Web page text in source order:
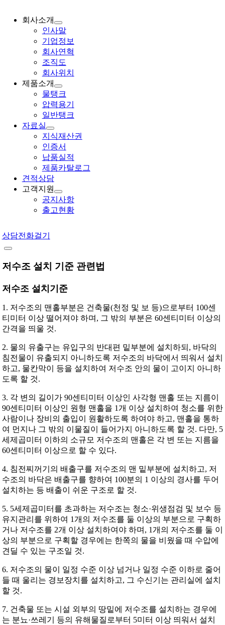
회사소개
인사말
기업정보
회사연혁
조직도
회사위치
제품소개
물탱크
압력용기
일반탱크
자료실
지식재산권
인증서
납품실적
제품카탈로그
견적상담
고객지원
공지사항
출고현황
상담전화걸기
저수조 설치 기준 관련법
저수조 설치기준
1. 저수조의 맨홀부분은 건축물(천정 및 보 등)으로부터 100센
티미터 이상 떨어져야 하며, 그 밖의 부분은 60센티미터 이상의
간격을 띄울 것.
2. 물의 유출구는 유입구의 반대편 밑부분에 설치하되, 바닥의
침전물이 유출되지 아니하도록 저수조의 바닥에서 띄워서 설치
하고, 물칸막이 등을 설치하여 저수조 안의 물이 고이지 아니하
도록 할 것.
3. 각 변의 길이가 90센티미터 이상인 사각형 맨홀 또는 지름이
90센티미터 이상인 원형 맨홀을 1개 이상 설치하여 청소를 위한
사람이나 장비의 출입이 원활하도록 하여야 하고, 맨홀을 통하
여 먼지나 그 밖의 이물질이 들어가지 아니하도록 할 것. 다만, 5
세제곱미터 이하의 소규모 저수조의 맨홀은 각 변 또는 지름을
60센티미터 이상으로 할 수 있다.
4. 침전찌꺼기의 배출구를 저수조의 맨 밑부분에 설치하고, 저
수조의 바닥은 배출구를 향하여 100분의 1 이상의 경사를 두어
설치하는 등 배출이 쉬운 구조로 할 것.
5. 5세제곱미터를 초과하는 저수조는 청소·위생점검 및 보수 등
유지관리를 위하여 1개의 저수조를 둘 이상의 부분으로 구획하
거나 저수조를 2개 이상 설치하여야 하며, 1개의 저수조를 둘 이
상의 부분으로 구획할 경우에는 한쪽의 물을 비웠을 때 수압에
견딜 수 있는 구조일 것.
6. 저수조의 물이 일정 수준 이상 넘거나 일정 수준 이하로 줄어
들 때 울리는 경보장치를 설치하고, 그 수신기는 관리실에 설치
할 것.
7. 건축물 또는 시설 외부의 땅밑에 저수조를 설치하는 경우에
는 분뇨·쓰레기 등의 유해물질로부터 5미터 이상 띄워서 설치